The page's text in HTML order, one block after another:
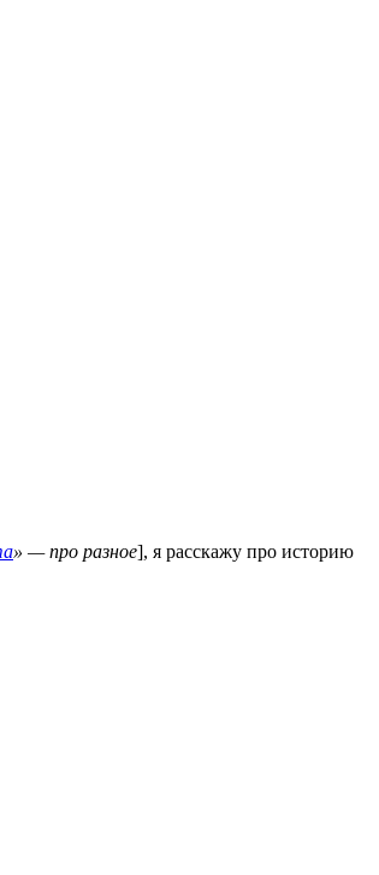
» — про разное], я расскажу про историю